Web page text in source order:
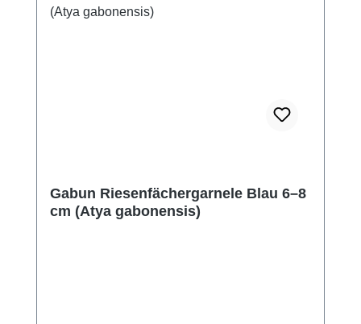
Gabun Riesenfächergarnele Blau 6–8
cm (Atya gabonensis)